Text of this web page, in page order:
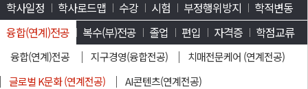
학사일정 학사로드맵 수강 시험 부정행위방지
학적변동
융합(연계)전공
융합(연계)전공 지구경영(융합전공)
치매전문케어 (연계전공)
글로벌 K문화 (연계전공)
AI콘텐츠(연계전공)
복수(부)전공 졸업 편입 자격증 학점교류